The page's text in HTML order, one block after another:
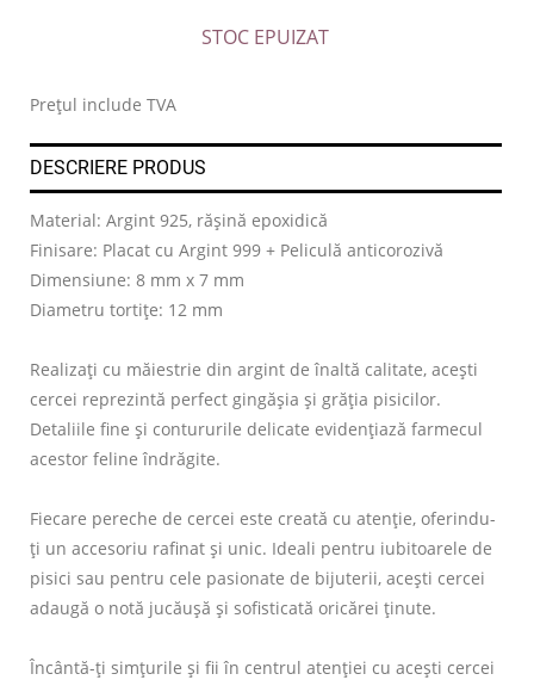
STOC EPUIZAT
Prețul include TVA
DESCRIERE PRODUS
Material: Argint 925, rășină epoxidică
Finisare: Placat cu Argint 999 + Peliculă anticorozivă
Dimensiune: 8 mm x 7 mm
Diametru tortițe: 12 mm
Realizați cu măiestrie din argint de înaltă calitate, acești
cercei reprezintă perfect gingășia și grăția pisicilor.
Detaliile fine și contururile delicate evidențiază farmecul
acestor feline îndrăgite.
Fiecare pereche de cercei este creată cu atenție, oferindu-
ți un accesoriu rafinat și unic. Ideali pentru iubitoarele de
pisici sau pentru cele pasionate de bijuterii, acești cercei
adaugă o notă jucăușă și sofisticată oricărei ținute.
Încântă-ți simțurile și fii în centrul atenției cu acești cercei